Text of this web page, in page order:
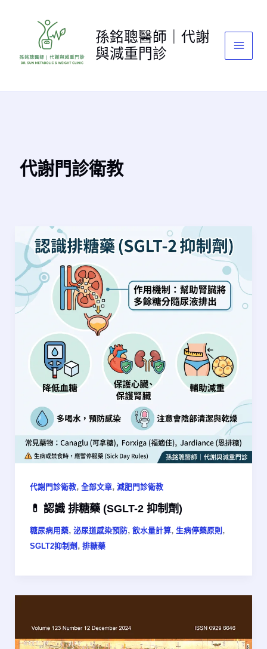
孫銘聰醫師｜代謝
與減重門診
代謝門診衛教
代謝門診衛教, 全部文章, 減肥門診衛教
💊 認識 排糖藥 (SGLT-2 抑制劑)
糖尿病用藥, 泌尿道感染預防, 飲水量計算, 生病停藥原則 ,
SGLT2抑制劑, 排糖藥